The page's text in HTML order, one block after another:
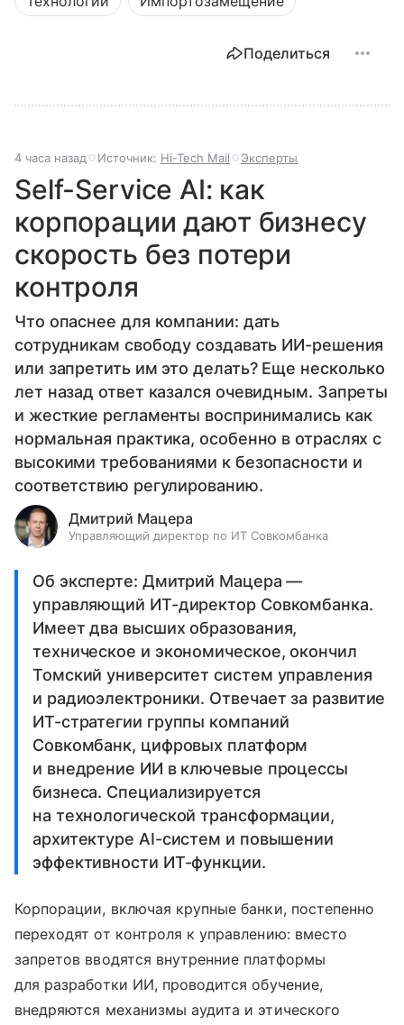
Поделиться
4 часа назад Источник: Hi-Tech Mail Эксперты
Self-Service AI: как
корпорации дают бизнесу
скорость без потери
контроля
Что опаснее для компании: дать
сотрудникам свободу создавать ИИ-решения
или запретить им это делать? Еще несколько
лет назад ответ казался очевидным. Запреты
и жесткие регламенты воспринимались как
нормальная практика, особенно в отраслях с
высокими требованиями к безопасности и
соответствию регулированию.
Дмитрий Мацера
Управляющий директор по ИТ Совкомбанка
Об эксперте: Дмитрий Мацера —
управляющий ИТ-директор Совкомбанка.
Имеет два высших образования,
техническое и экономическое, окончил
Томский университет систем управления
и радиоэлектроники. Отвечает за развитие
ИТ-стратегии группы компаний
Совкомбанк, цифровых платформ
и внедрение ИИ в ключевые процессы
бизнеса. Специализируется
на технологической трансформации,
архитектуре AI-систем и повышении
эффективности ИТ-функции.
Корпорации, включая крупные банки, постепенно
переходят от контроля к управлению: вместо
запретов вводятся внутренние платформы
для разработки ИИ, проводится обучение,
внедряются механизмы аудита и этического